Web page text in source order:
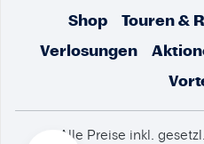
Shop Touren &
Verlosungen
Alle Preise inkl.